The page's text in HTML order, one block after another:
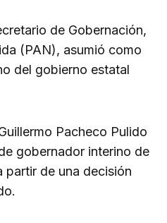
de Gobernación,
(PAN), asumió como
del gobierno estatal
Pacheco Pulido
gobernador interino de
partir de una decisión